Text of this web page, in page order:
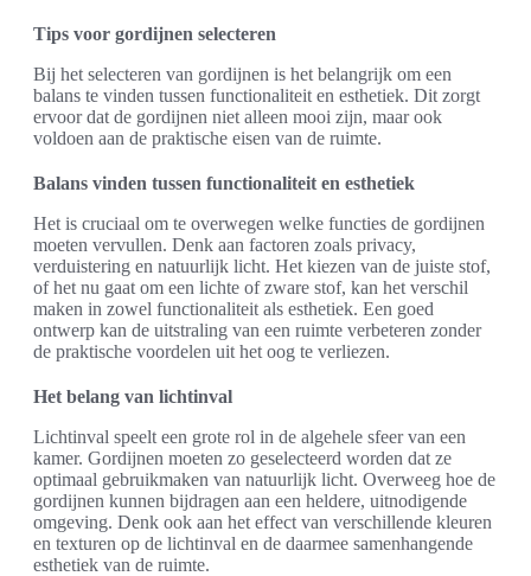
Tips voor gordijnen selecteren
Bij het selecteren van gordijnen is het belangrijk om een
balans te vinden tussen functionaliteit en esthetiek. Dit zorgt
ervoor dat de gordijnen niet alleen mooi zijn, maar ook
voldoen aan de praktische eisen van de ruimte.
Balans vinden tussen functionaliteit en esthetiek
Het is cruciaal om te overwegen welke functies de gordijnen
moeten vervullen. Denk aan factoren zoals privacy,
verduistering en natuurlijk licht. Het kiezen van de juiste stof,
of het nu gaat om een lichte of zware stof, kan het verschil
maken in zowel functionaliteit als esthetiek. Een goed
ontwerp kan de uitstraling van een ruimte verbeteren zonder
de praktische voordelen uit het oog te verliezen.
Het belang van lichtinval
Lichtinval speelt een grote rol in de algehele sfeer van een
kamer. Gordijnen moeten zo geselecteerd worden dat ze
optimaal gebruikmaken van natuurlijk licht. Overweeg hoe de
gordijnen kunnen bijdragen aan een heldere, uitnodigende
omgeving. Denk ook aan het effect van verschillende kleuren
en texturen op de lichtinval en de daarmee samenhangende
esthetiek van de ruimte.